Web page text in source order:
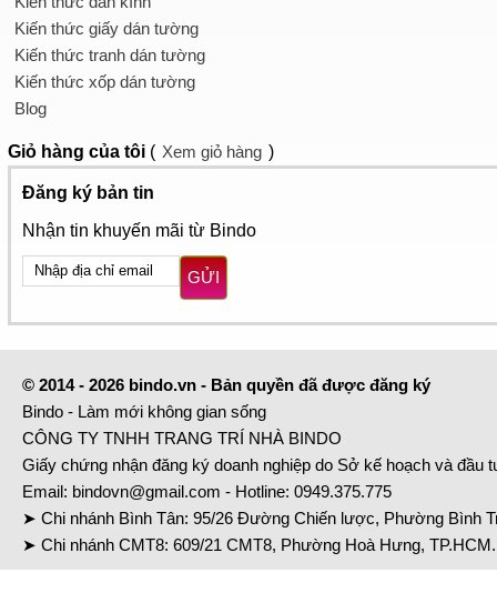
Kiến thức giấy dán tường
Kiến thức tranh dán tường
Kiến thức xốp dán tường
Blog
Giỏ hàng của tôi ( Xem giỏ hàng )
Đăng ký bản tin
Nhận tin khuyến mãi từ Bindo
GỬI
© 2014 - 2026 bindo.vn - Bản quyền đã được đăng ký
Bindo - Làm mới không gian sống
CÔNG TY TNHH TRANG TRÍ NHÀ BINDO
Giấy chứng nhận đăng ký doanh nghiệp do Sở kế hoạch và đầu
Email: bindovn@gmail.com - Hotline: 0949.375.775
➤ Chi nhánh Bình Tân: 95/26 Đường Chiến lược, Phường Bình
➤ Chi nhánh CMT8: 609/21 CMT8, Phường Hoà Hưng,